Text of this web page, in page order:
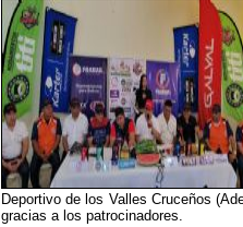
Deportivo de los Valles Cruceños
gracias a los patrocinadores.